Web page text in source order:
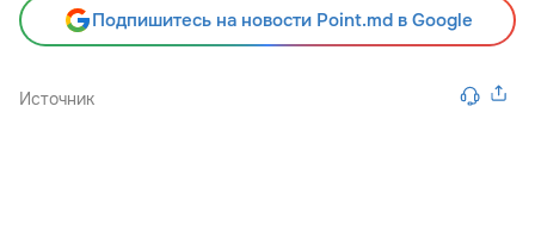
Подпишитесь на новости Point.md в Google
Источник